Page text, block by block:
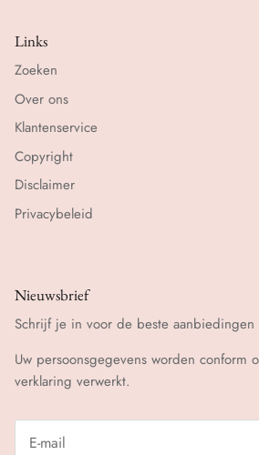
Links
Zoeken
Over ons
Klantenservice
Copyright
Disclaimer
Privacybeleid
Nieuwsbrief
Schrijf je in voor de beste aanbiedingen
Uw persoonsgegevens worden conform
verklaring verwerkt.